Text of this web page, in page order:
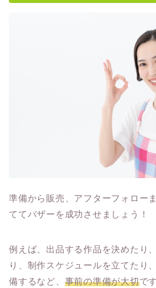
準備から販売、アフターフォロー
ててバザーを成功させましょう！
例えば、出品する作品を決めたり
り、制作スケジュールを立てたり
備するなど、 事前の準備が大切で